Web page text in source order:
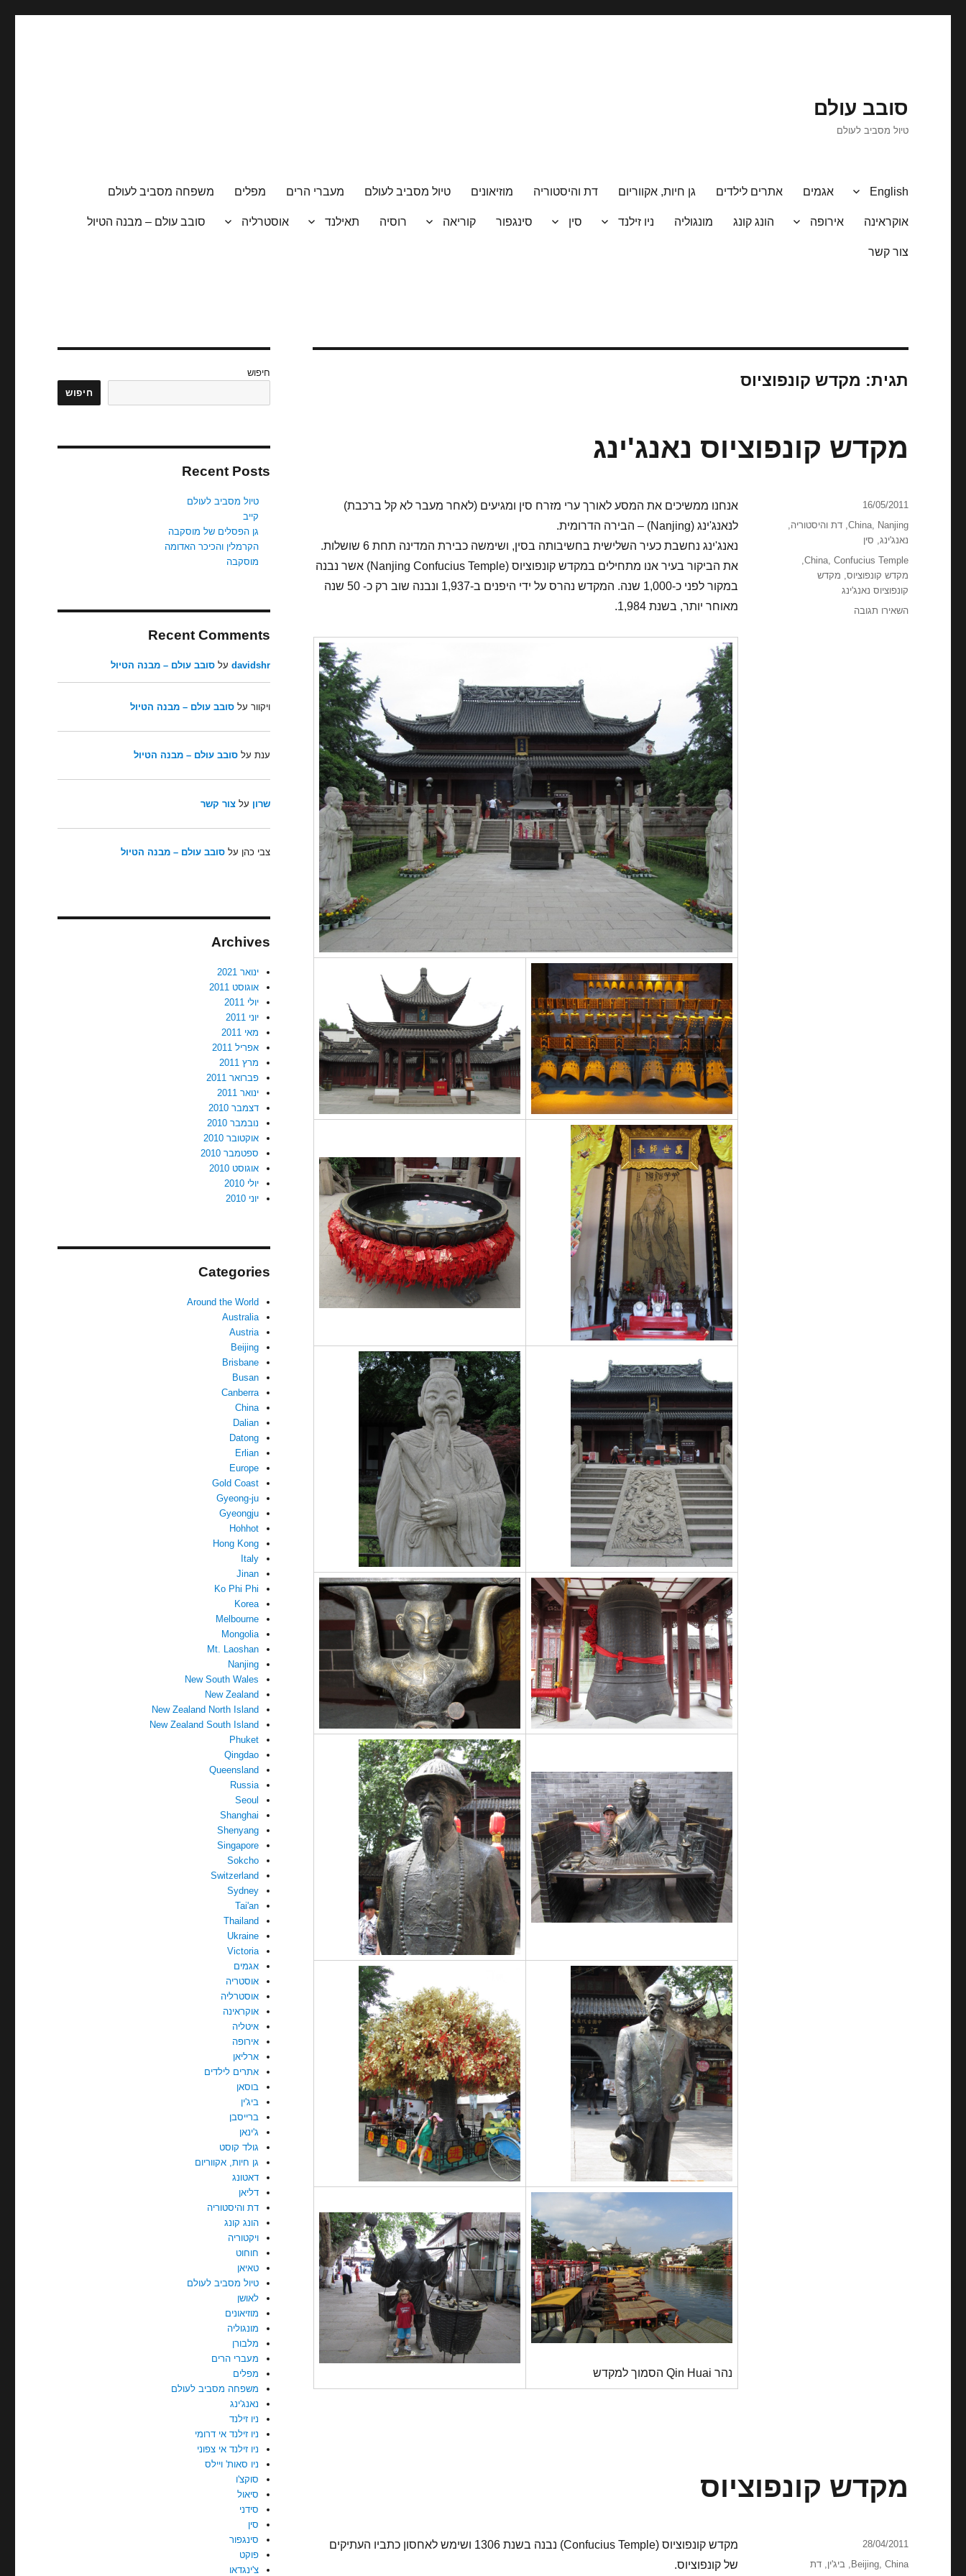
סובב עולם
טיול מסביב לעולם
English אגמים אתרים לילדים גן חיות, אקווריום דת והיסטוריה מוזיאונים טיול מסביב לעולם מעברי הרים מפלים משפחה מסביב לעולם
אוקראינה אירופה הונג קונג מונגוליה ניו זילנד סין סינגפור קוריאה רוסיה תאילנד אוסטרליה סובב עולם – מבנה הטיול
צור קשר
תגית: מקדש קונפוציוס
מקדש קונפוציוס נאנג'ינג
אנחנו ממשיכים את המסע לאורך ערי מזרח סין ומגיעים (לאחר מעבר לא קל ברכבת)
לנאנג'ינג (Nanjing) – הבירה הדרומית.
נאנג'ינג נחשבת כעיר השלישית בחשיבותה בסין, ושימשה כבירת המדינה תחת 6 שושלות.
את הביקור בעיר אנו מתחילים במקדש קונפוציוס (Nanjing Confucius Temple) אשר נבנה
במקור לפני כ-1,000 שנה. המקדש נהרס על ידי היפנים ב-1,937 ונבנה שוב רק כ- 50 שנה
מאוחר יותר, בשנת 1,984.
נהר Qin Huai הסמוך למקדש
פורסם
בתאריך
16/05/2011
קטגוריות
China, Nanjing
,דת והיסטוריה,
נאנג'ינג, סין
תגיות
China, Confucius Temple
,
מקדש קונפוציוס, מקדש
קונפוציוס נאנג'ינג
השאירו תגובה
מקדש קונפוציוס
מקדש קונפוציוס (Confucius Temple) נבנה בשנת 1306 ושימש לאחסון כתביו העתיקים
של קונפוציוס.
פורסם
בתאריך
28/04/2011
קטגוריותBeijing, China
,ביג'ין,דת
חיפוש
חיפוש
Recent Posts
טיול מסביב לעולם
קייב
גן הפסלים של מוסקבה
הקרמלין והכיכר האדומה
מוסקבה
Recent Comments
davidshrעל סובב עולם – מבנה הטיול
ויקוורעל סובב עולם – מבנה הטיול
ענתעל סובב עולם – מבנה הטיול
שרון על צור קשר
צבי כהן על סובב עולם – מבנה הטיול
Archives
ינואר 2021
אוגוסט 2011
יולי 2011
יוני 2011
מאי 2011
אפריל 2011
מרץ 2011
פברואר 2011
ינואר 2011
דצמבר 2010
נובמבר 2010
אוקטובר 2010
ספטמבר 2010
אוגוסט 2010
יולי 2010
יוני 2010
Categories
Around the World
Australia
Austria
Beijing
Brisbane
Busan
Canberra
China
Dalian
Datong
Erlian
Europe
Gold Coast
Gyeong-ju
Gyeongju
Hohhot
Hong Kong
Italy
Jinan
Ko Phi Phi
Korea
Melbourne
Mongolia
Mt. Laoshan
Nanjing
New South Wales
New Zealand
New Zealand North Island
New Zealand South Island
Phuket
Qingdao
Queensland
Russia
Seoul
Shanghai
Shenyang
Singapore
Sokcho
Switzerland
Sydney
Tai'an
Thailand
Ukraine
Victoria
אגמים
אוסטריה
אוסטרליה
אוקראינה
איטליה
אירופה
ארליאן
אתרים לילדים
בוסאן
ביג'ין
ברייסבן
ג'ינאן
גולד קוסט
גן חיות, אקווריום
דאטונג
דליאן
דת והיסטוריה
הונג קונג
ויקטוריה
חוחוט
טאיאן
טיול מסביב לעולם
לאושן
מוזיאונים
מונגוליה
מלבורן
מעברי הרים
מפלים
משפחה מסביב לעולם
נאנג'ינג
ניו זילנד
ניו זילנד אי דרומי
ניו זילנד אי צפוני
ניו סאות' ויילס
סוקצ'ו
סיאול
סידני
סין
סינגפור
פוקט
צ'ינגדאו